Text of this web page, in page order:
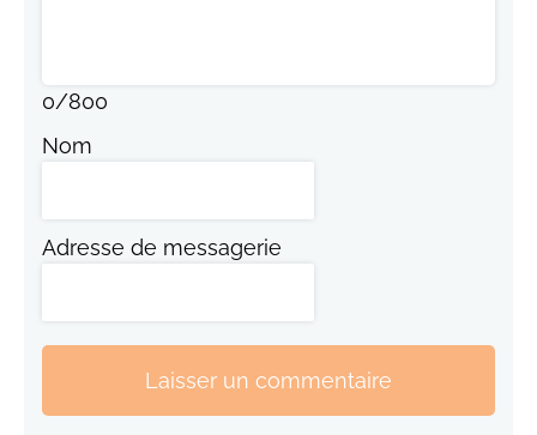
0/800
Nom
Adresse de messagerie
Laisser un commentaire